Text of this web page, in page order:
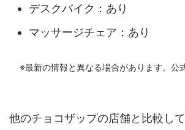
デスクバイク：あり
マッサージチェア：あり
※最新の情報と異なる場合があります。公
他のチョコザップの店舗と比較し